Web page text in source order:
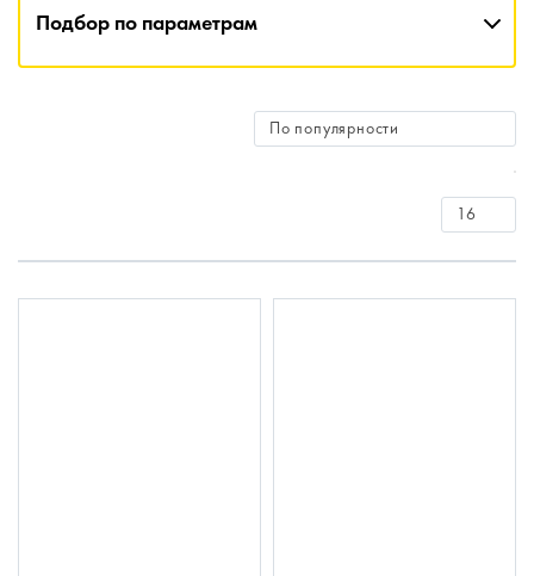
Подбор по параметрам